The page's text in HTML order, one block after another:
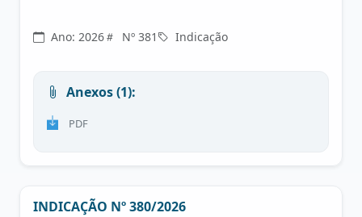
Ano: 2026 Nº 381 Indicação
Anexos (1):
PDF
INDICAÇÃO Nº 380/2026